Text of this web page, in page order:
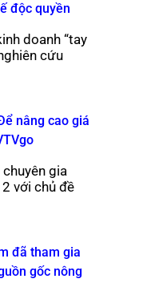
độc quyền
doanh “tay
cứu
nâng cao giá
gia
với chủ đề
đã tham gia
gốc nông